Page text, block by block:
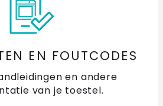
EN FOUTCODES
en andere
van je toestel.